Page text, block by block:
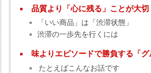
品質より「心に残る」ことが大切
「いい商品」は「渋滞状態」
渋滞の一歩先を行くには
味よりエピソードで勝負する「グ
たとえばこんなお話です